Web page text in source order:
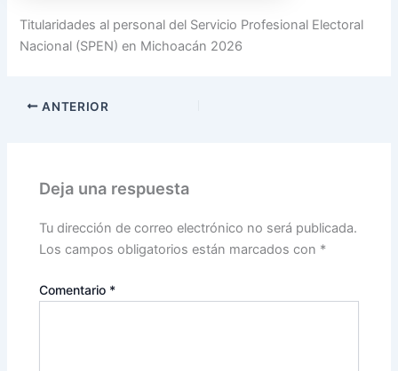
Titularidades al personal del Servicio Profesional Electoral
Nacional (SPEN) en Michoacán 2026
ANTERIOR
Deja una respuesta
Tu dirección de correo electrónico no será publicada.
Los campos obligatorios están marcados con *
Comentario *